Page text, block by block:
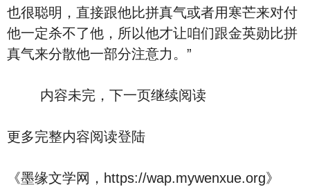
也很聪明，直接跟他比拼真气或者用寒芒来对付
他一定杀不了他，所以他才让咱们跟金英勋比拼
真气来分散他一部分注意力。”
内容未完，下一页继续阅读
更多完整内容阅读登陆
《墨缘文学网，https://wap.mywenxue.org》